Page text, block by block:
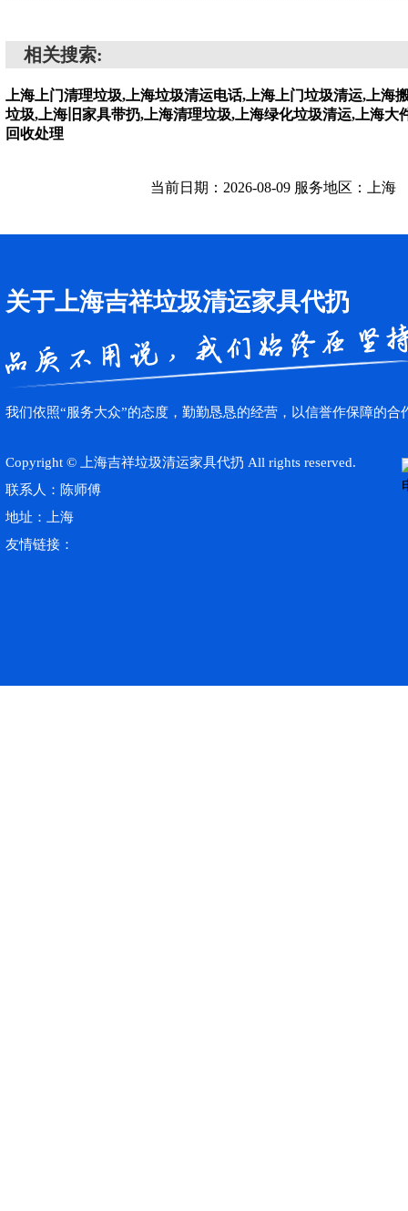
相关搜索:
上海上门清理垃圾,上海垃圾清运电话,上海上门垃圾清运,上海
垃圾,上海旧家具带扔,上海清理垃圾,上海绿化垃圾清运,上海大
回收处理
当前日期：2026-08-09 服务地区：上海
关于上海吉祥垃圾清运家具代扔
我们依照“服务大众”的态度，勤勤恳恳的经营，以信誉作保障的合
Copyright © 上海吉祥垃圾清运家具代扔 All rights reserved.
联系人：陈师傅
地址：上海
友情链接：